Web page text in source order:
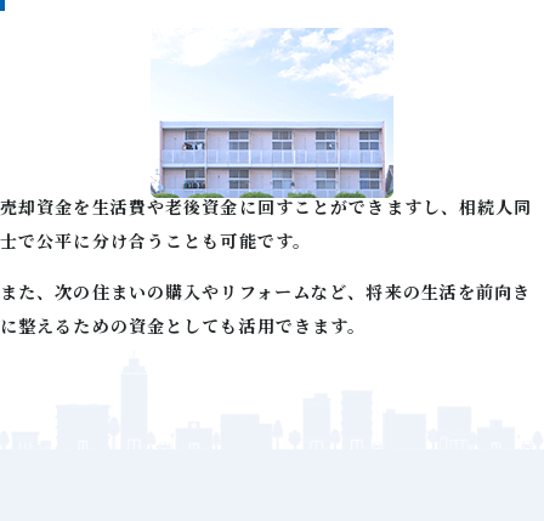
売却資金を生活費や老後資金に回すことができますし、相続人同
士で公平に分け合うことも可能です。
また、次の住まいの購入やリフォームなど、将来の生活を前向き
に整えるための資金としても活用できます。